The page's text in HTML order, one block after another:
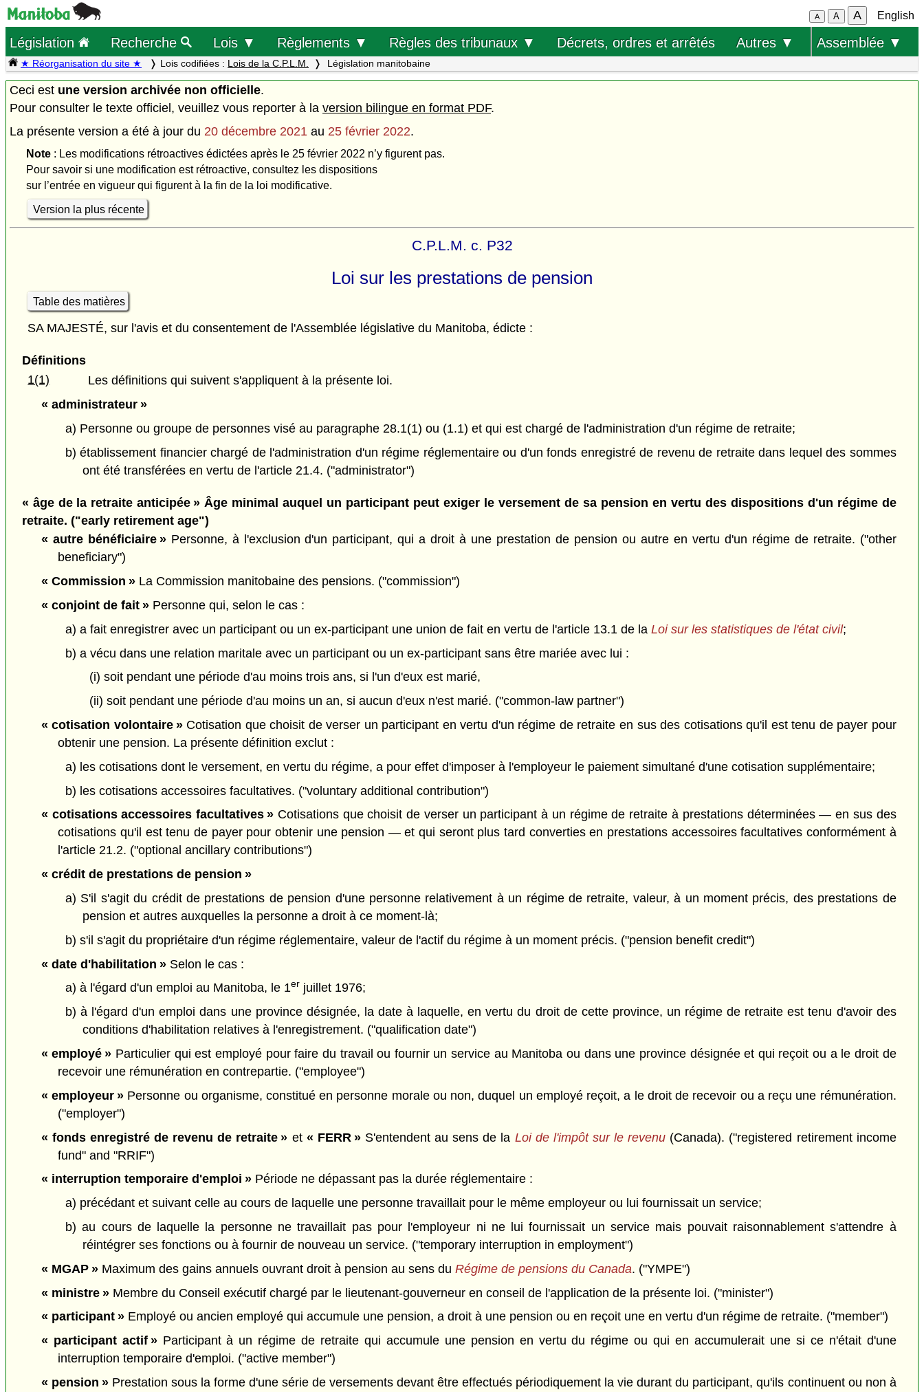
A A A English
Législation Recherche Lois ▼ Règlements ▼ Règles des tribunaux ▼ Décrets, ordres et arrêtés Autres ▼ Assemblée ▼
★ Réorganisation du site ★ Lois codifiées : Lois de la C.P.L.M. Législation manitobaine
Ceci est une version archivée non officielle.
Pour consulter le texte officiel, veuillez vous reporter à la version bilingue en format PDF.
La présente version a été à jour du 20 décembre 2021 au 25 février 2022.
Note: Les modifications rétroactives édictées après le 25 février 2022 n’y figurent pas.
Pour savoir si une modification est rétroactive, consultez les dispositions
sur l’entrée en vigueur qui figurent à la fin de la loi modificative.
Version la plus récente
C.P.L.M. c. P32
Loi sur les prestations de pension
Table des matières
SA MAJESTÉ, sur l'avis et du consentement de l'Assemblée législative du Manitoba, édicte :
Définitions
1(1)
Les définitions qui suivent s'appliquent à la présente loi.
« administrateur »
a) Personne ou groupe de personnes visé au paragraphe 28.1(1) ou (1.1) et qui est chargé de l'administration d'un régime de retraite;
b) établissement financier chargé de l'administration d'un régime réglementaire ou d'un fonds enregistré de revenu de retraite dans lequel des sommes
ont été transférées en vertu de l'article 21.4. ("administrator")
« âge de la retraite anticipée » Âge minimal auquel un participant peut exiger le versement de sa pension en vertu des dispositions d'un régime de
retraite. ("early retirement age")
« autre bénéficiaire »Personne, à l'exclusion d'un participant, qui a droit à une prestation de pension ou autre en vertu d'un régime de retraite. ("other
beneficiary")
« Commission »La Commission manitobaine des pensions. ("commission")
« conjoint de fait »Personne qui, selon le cas :
a) a fait enregistrer avec un participant ou un ex-participant une union de fait en vertu de l'article 13.1 de la Loi sur les statistiques de l'état civil;
b) a vécu dans une relation maritale avec un participant ou un ex-participant sans être mariée avec lui :
(i) soit pendant une période d'au moins trois ans, si l'un d'eux est marié,
(ii) soit pendant une période d'au moins un an, si aucun d'eux n'est marié. ("common-law partner")
« cotisation volontaire »Cotisation que choisit de verser un participant en vertu d'un régime de retraite en sus des cotisations qu'il est tenu de payer pour
obtenir une pension. La présente définition exclut :
a) les cotisations dont le versement, en vertu du régime, a pour effet d'imposer à l'employeur le paiement simultané d'une cotisation supplémentaire;
b) les cotisations accessoires facultatives. ("voluntary additional contribution")
« cotisations accessoires facultatives » Cotisations que choisit de verser un participant à un régime de retraite à prestations déterminées — en sus des
cotisations qu'il est tenu de payer pour obtenir une pension — et qui seront plus tard converties en prestations accessoires facultatives conformément à
l'article 21.2. ("optional ancillary contributions")
« crédit de prestations de pension »
a) S'il s'agit du crédit de prestations de pension d'une personne relativement à un régime de retraite, valeur, à un moment précis, des prestations de
pension et autres auxquelles la personne a droit à ce moment-là;
b) s'il s'agit du propriétaire d'un régime réglementaire, valeur de l'actif du régime à un moment précis. ("pension benefit credit")
« date d'habilitation »Selon le cas :
a) à l'égard d'un emploi au Manitoba, le 1er juillet 1976;
b) à l'égard d'un emploi dans une province désignée, la date à laquelle, en vertu du droit de cette province, un régime de retraite est tenu d'avoir des
conditions d'habilitation relatives à l'enregistrement. ("qualification date")
« employé » Particulier qui est employé pour faire du travail ou fournir un service au Manitoba ou dans une province désignée et qui reçoit ou a le droit de
recevoir une rémunération en contrepartie. ("employee")
« employeur » Personne ou organisme, constitué en personne morale ou non, duquel un employé reçoit, a le droit de recevoir ou a reçu une rémunération.
("employer")
« fonds enregistré de revenu de retraite » et « FERR » S'entendent au sens de la Loi de l'impôt sur le revenu (Canada). ("registered retirement income
fund" and "RRIF")
« interruption temporaire d'emploi »Période ne dépassant pas la durée réglementaire :
a) précédant et suivant celle au cours de laquelle une personne travaillait pour le même employeur ou lui fournissait un service;
b) au cours de laquelle la personne ne travaillait pas pour l'employeur ni ne lui fournissait un service mais pouvait raisonnablement s'attendre à
réintégrer ses fonctions ou à fournir de nouveau un service. ("temporary interruption in employment")
« MGAP »Maximum des gains annuels ouvrant droit à pension au sens du Régime de pensions du Canada. ("YMPE")
« ministre »Membre du Conseil exécutif chargé par le lieutenant-gouverneur en conseil de l'application de la présente loi. ("minister")
« participant »Employé ou ancien employé qui accumule une pension, a droit à une pension ou en reçoit une en vertu d'un régime de retraite. ("member")
« participant actif »Participant à un régime de retraite qui accumule une pension en vertu du régime ou qui en accumulerait une si ce n'était d'une
interruption temporaire d'emploi. ("active member")
« pension »Prestation sous la forme d'une série de versements devant être effectués périodiquement la vie durant du participant, qu'ils continuent ou non à